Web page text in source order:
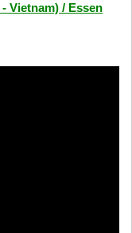
Vietnam) / Essen